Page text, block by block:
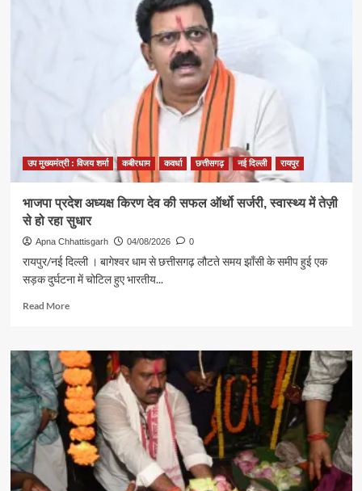
उपमुख्यमंत्री
विजय
शर्मा
की
अपील
उप मुख्यमंत्री : विजय शर्मा कबीरधाम कवर्धा छत्तीसगढ़ नई दिल्ली रायपुर
​भाजपा प्रदेश अध्यक्ष किरण देव की सफल ऑर्थो सर्जरी, स्वास्थ्य में तेज़ी
से हो रहा सुधार
Apna Chhattisgarh 04/08/2026 0
रायपुर/नई दिल्ली । बागेश्वर धाम से छत्तीसगढ़ लौटते समय झाँसी के समीप हुई एक
सड़क दुर्घटना में चोटिल हुए भारतीय...
Read MoreRead
​
भाजपा
प्रदेश
अध्यक्ष
किरण
देव
की
सफल